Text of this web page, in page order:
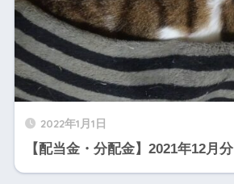
2022年1月1日
【配当金・分配金】2021年12月分